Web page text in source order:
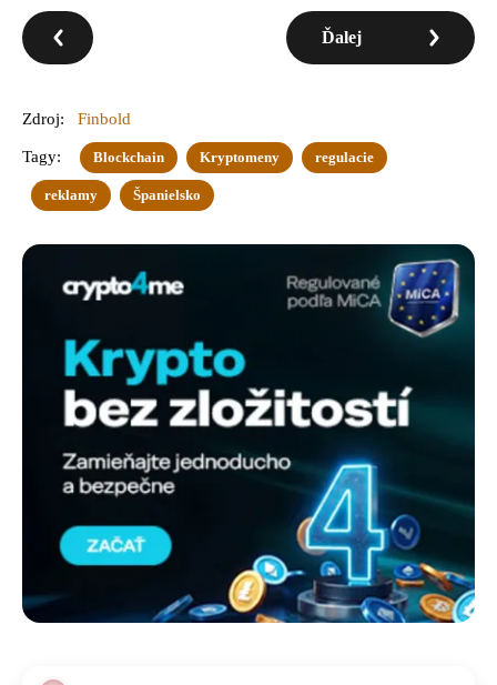
Ďalej
Zdroj: Finbold
Tagy: Blockchain Kryptomeny regulacie
reklamy Španielsko